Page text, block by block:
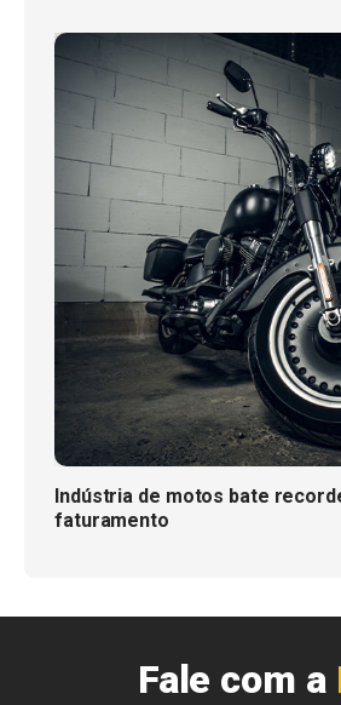
Indústria de motos bate
faturamento
Fale com a